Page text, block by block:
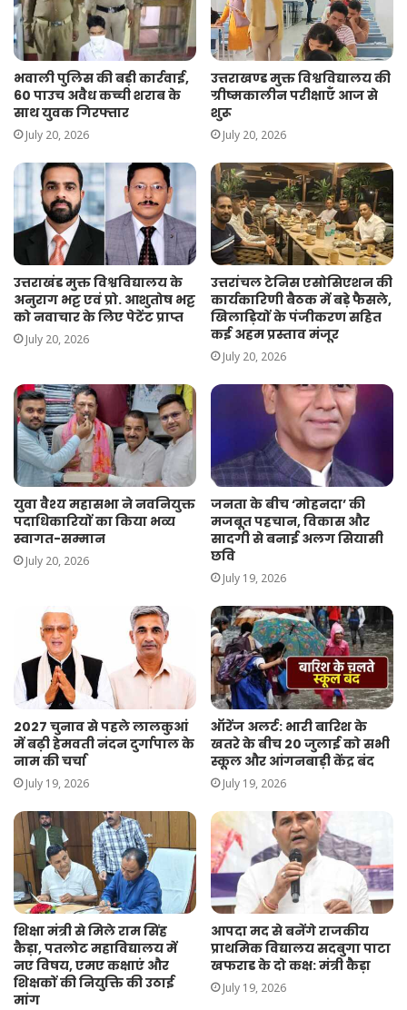
भवाली पुलिस की बड़ी कार्रवाई,
60 पाउच अवैध कच्ची शराब के
साथ युवक गिरफ्तार
July 20, 2026
उत्तराखण्ड मुक्त विश्वविद्यालय की
ग्रीष्मकालीन परीक्षाएँ आज से
शुरू
July 20, 2026
उत्तराखंड मुक्त विश्वविद्यालय के
अनुराग भट्ट एवं प्रो. आशुतोष भट्ट
को नवाचार के लिए पेटेंट प्राप्त
July 20, 2026
उत्तरांचल टेनिस एसोसिएशन की
कार्यकारिणी बैठक में बड़े फैसले,
खिलाड़ियों के पंजीकरण सहित
कई अहम प्रस्ताव मंजूर
July 20, 2026
युवा वैश्य महासभा ने नवनियुक्त
पदाधिकारियों का किया भव्य
स्वागत-सम्मान
July 20, 2026
जनता के बीच ‘मोहनदा’ की
मजबूत पहचान, विकास और
सादगी से बनाई अलग सियासी
छवि
July 19, 2026
2027 चुनाव से पहले लालकुआं
में बढ़ी हेमवती नंदन दुर्गापाल के
नाम की चर्चा
July 19, 2026
ऑरेंज अलर्ट: भारी बारिश के
खतरे के बीच 20 जुलाई को सभी
स्कूल और आंगनबाड़ी केंद्र बंद
July 19, 2026
शिक्षा मंत्री से मिले राम सिंह
कैड़ा, पतलोट महाविद्यालय में
नए विषय, एमए कक्षाएं और
शिक्षकों की नियुक्ति की उठाई
मांग
आपदा मद से बनेंगे राजकीय
प्राथमिक विद्यालय सदबुगा पाटा
खफराड के दो कक्ष: मंत्री कैड़ा
July 19, 2026